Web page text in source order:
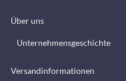
Über uns
Unternehmensgeschichte
Versandinformationen